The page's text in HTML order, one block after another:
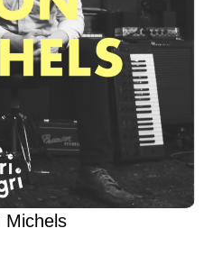
Michels